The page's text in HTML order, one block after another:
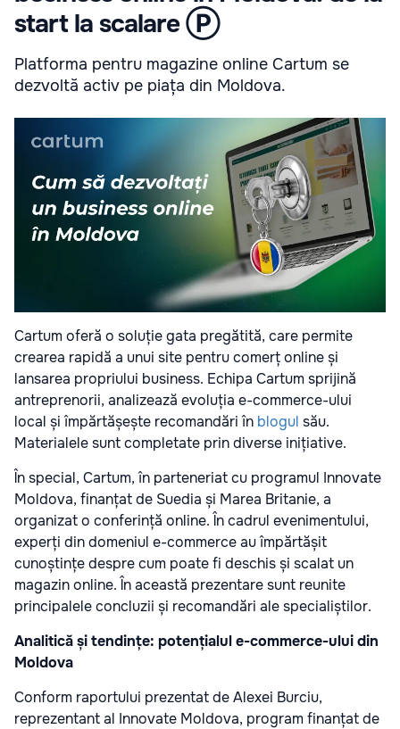
start la scalare Ⓟ
Platforma pentru magazine online Cartum se
dezvoltă activ pe piața din Moldova.
Cartum oferă o soluție gata pregătită, care permite
crearea rapidă a unui site pentru comerț online și
lansarea propriului business. Echipa Cartum sprijină
antreprenorii, analizează evoluția e-commerce-ului
local și împărtășește recomandări în blogul său.
Materialele sunt completate prin diverse inițiative.
În special, Cartum, în parteneriat cu programul Innovate
Moldova, finanțat de Suedia și Marea Britanie, a
organizat o conferință online. În cadrul evenimentului,
experți din domeniul e-commerce au împărtășit
cunoștințe despre cum poate fi deschis și scalat un
magazin online. În această prezentare sunt reunite
principalele concluzii și recomandări ale specialiștilor.
Analitică și tendințe: potențialul e-commerce-ului din
Moldova
Conform raportului prezentat de Alexei Burciu,
reprezentant al Innovate Moldova, program finanțat de